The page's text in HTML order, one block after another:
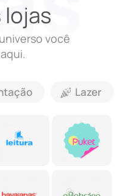
lojas
você
Lazer